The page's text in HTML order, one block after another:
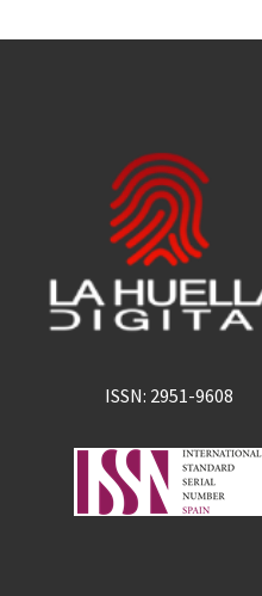
ISSN: 2951-9608